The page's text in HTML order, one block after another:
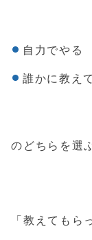
自力でやる
誰かに教え
のどちらを選
「教えてもら